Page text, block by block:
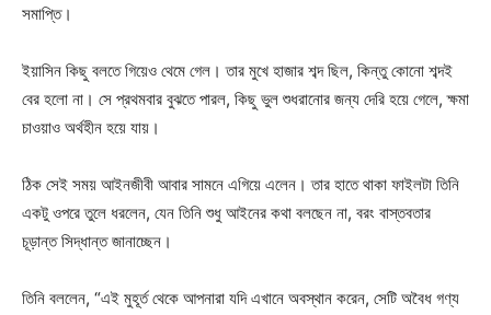
সমাপ্তি।
ইয়াসিন কিছু বলতে গিয়েও থেমে গেল। তার মুখে হাজার শব্দ ছিল, কিন্তু কোনো শব্দই
বের হলো না। সে প্রথমবার বুঝতে পারল, কিছু ভুল শুধরানোর জন্য দেরি হয়ে গেলে, ক্ষমা
চাওয়াও অর্থহীন হয়ে যায়।
ঠিক সেই সময় আইনজীবী আবার সামনে এগিয়ে এলেন। তার হাতে থাকা ফাইলটা তিনি
একটু ওপরে তুলে ধরলেন, যেন তিনি শুধু আইনের কথা বলছেন না, বরং বাস্তবতার
চূড়ান্ত সিদ্ধান্ত জানাচ্ছেন।
তিনি বললেন, “এই মুহূর্ত থেকে আপনারা যদি এখানে অবস্থান করেন, সেটি অবৈধ গণ্য